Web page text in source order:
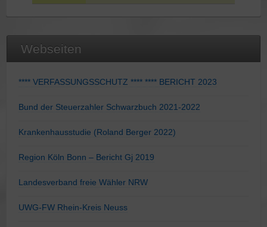
Webseiten
**** VERFASSUNGSSCHUTZ **** **** BERICHT 2023
Bund der Steuerzahler Schwarzbuch 2021-2022
Krankenhausstudie (Roland Berger 2022)
Region Köln Bonn – Bericht Gj 2019
Landesverband freie Wähler NRW
UWG-FW Rhein-Kreis Neuss